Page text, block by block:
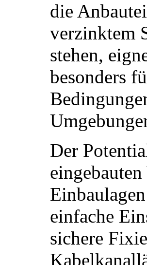
die
verzinktem
stehen,
besonders
Der
einfache
sichere